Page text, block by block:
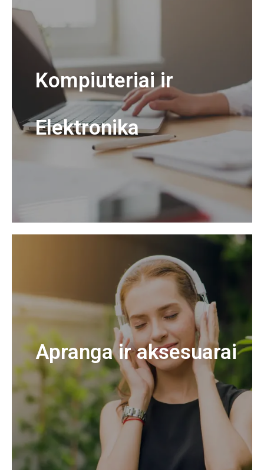
Kompiuteriai ir
Elektronika
Apranga ir aksesuarai